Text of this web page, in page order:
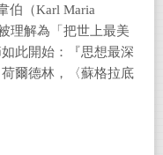
伯（Karl Maria
理解為「把世上最美
此開始：『思想最深
爾德林，〈蘇格拉底